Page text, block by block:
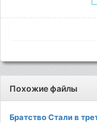
Похожие файлы
Братство Стали в